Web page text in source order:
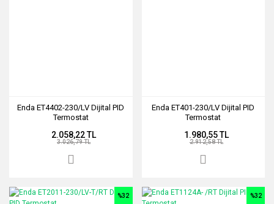
Enda ET4402-230/LV Dijital PID
Termostat
2.058,22 TL
3.026,79 TL
Enda ET401-230/LV Dijital PID
Termostat
1.980,55 TL
2.912,58 TL
%32 %32